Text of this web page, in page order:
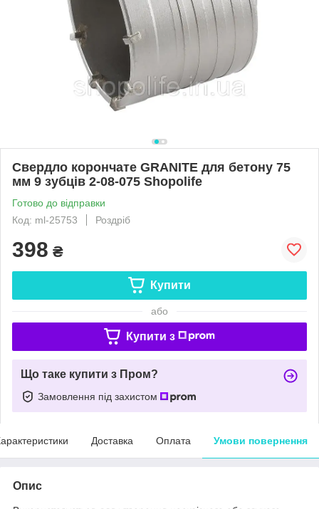
Свердло корончате GRANITE для бетону 75
мм 9 зубців 2-08-075 Shopolife
Готово до відправки
Код: ml-25753
Роздріб
398 ₴
Купити
або
Купити з
Що таке купити з Пром?
Замовлення під захистом
Доставка Оплата Умови повернення
Опис